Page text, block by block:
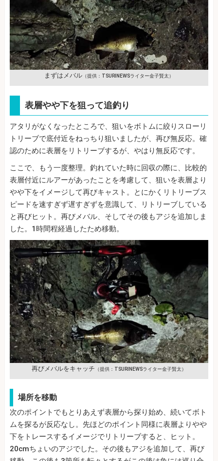
まずはメバル （提供：TSURINEWSライター金子賢太）
表層やや下を狙って追釣り
アタリがなくなったところで、狙いをボトムに絞りスローリ
トリーブで底付近をねっちり狙いましたが、再び無反応。確
認のために表層をリトリーブするが、やはり無反応です。
ここで、もう一度整理。釣れていた時に回収の際に、比較的
表層付近にルアーがあったことを考慮して、狙いを表層より
やや下をイメージして再びキャスト。とにかくリトリーブス
ピードを速すぎず遅すぎずを意識して、リトリーブしている
と再びヒット。再びメバル、そしてその後もアジを追加しま
した。1時間程経過したため移動。
再びメバルをキャッチ （提供：TSURINEWSライター金子賢太）
場所を移動
次のポイントでもとりあえず表層から探り始め、続いてボト
ムを探るが反応なし。先ほどのポイント同様に表層よりやや
下をトレースするイメージでリトリーブすると、ヒット。
20cmちょいのアジでした。その後もアジを追加して、再び